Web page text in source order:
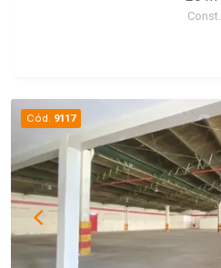
Agende agora sua visita!Const.
Cód. 9117